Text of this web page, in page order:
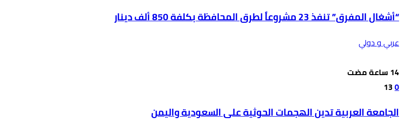
“أشغال المفرق” تنفذ 23 مشروعاً لطرق المحافظة بكلفة 850 ألف دينار
عربي و دولي
0
13
الجامعة العربية تدين الهجمات الحوثية على السعودية واليمن